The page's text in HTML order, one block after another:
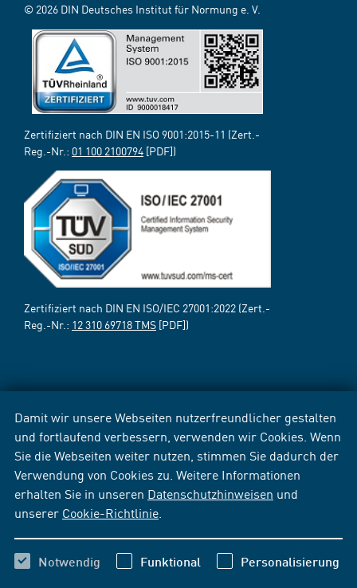
Damit wir unsere Webseiten nutzerfreundlicher gestalten
und fortlaufend verbessern, verwenden wir Cookies. Wenn
Sie die Webseiten weiter nutzen, stimmen Sie dadurch der
Verwendung von Cookies zu. Weitere Informationen
erhalten Sie in unseren Datenschutzhinweisen und
unserer Cookie-Richtlinie
Notwendig Funktional Personalisierung
© 2026 DIN Deutsches Institut für Normung e. V.
Zertifiziert nach DIN EN ISO 9001:2015-11 (Zert.-
Reg.-Nr.: 01 100 2100794 [PDF])
Zertifiziert nach DIN EN ISO/IEC 27001:2022 (Zert.-
Reg.-Nr.: 12 310 69718 TMS [PDF])